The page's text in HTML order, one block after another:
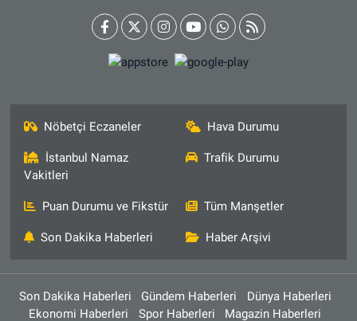
Nöbetçi Eczaneler Hava Durumu
İstanbul Namaz
Vakitleri
Trafik Durumu
Puan Durumu ve Fikstür Tüm Manşetler
Son Dakika Haberleri Haber Arşivi
Son Dakika Haberleri Gündem Haberleri
Dünya Haberleri
Ekonomi Haberleri
Spor Haberleri Magazin Haberleri